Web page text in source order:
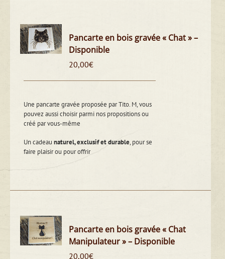
Pancarte en bois gravée « Chat » –
Disponible
20,00€
Une pancarte gravée proposée par Tito. M, vous
pouvez aussi choisir parmi nos propositions ou
créé par vous-même
Un cadeaunaturel, exclusif et durable, pour se
faire plaisir ou pour offrir
Pancarte en bois gravée « Chat
Manipulateur » – Disponible
20,00€